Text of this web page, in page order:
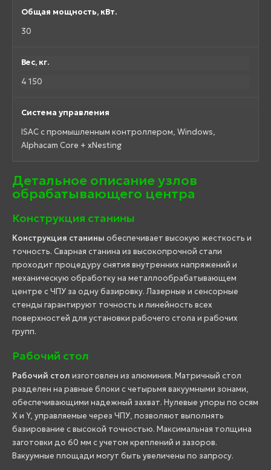
Общая мощность, кВт.
30
Вес, кг.
4 150
Система управления
ISAC с промышленным контроллером, Windows,
Alphacam Core + xNesting
Детальное описание узлов
обрабатывающего центра
Конструкция станины
Конструкция станины обеспечивает высокую жесткость и
точность. Сварная станина из высокопрочной стали
проходит процедуру снятия внутренних напряжений и
механическую обработку на металлообрабатывающем
центре с ЧПУ за одну базировку. Лазерные и сенсорные
стенды гарантируют точность и линейность всех
поверхностей для установки рабочего стола и рабочих
групп.
Рабочий стол
Рабочий стол изготовлен из алюминия. Матричный стол
разделен на равные блоки с четырьмя вакуумными зонами,
обеспечивающими надежный захват. Нулевые упоры по осям
X и Y, управляемые через ЧПУ, позволяют выполнять
базирование с высокой точностью. Максимальная толщина
заготовки до 60 мм с учетом креплений и зазоров.
Вакуумные площади могут быть увеличены по запросу.